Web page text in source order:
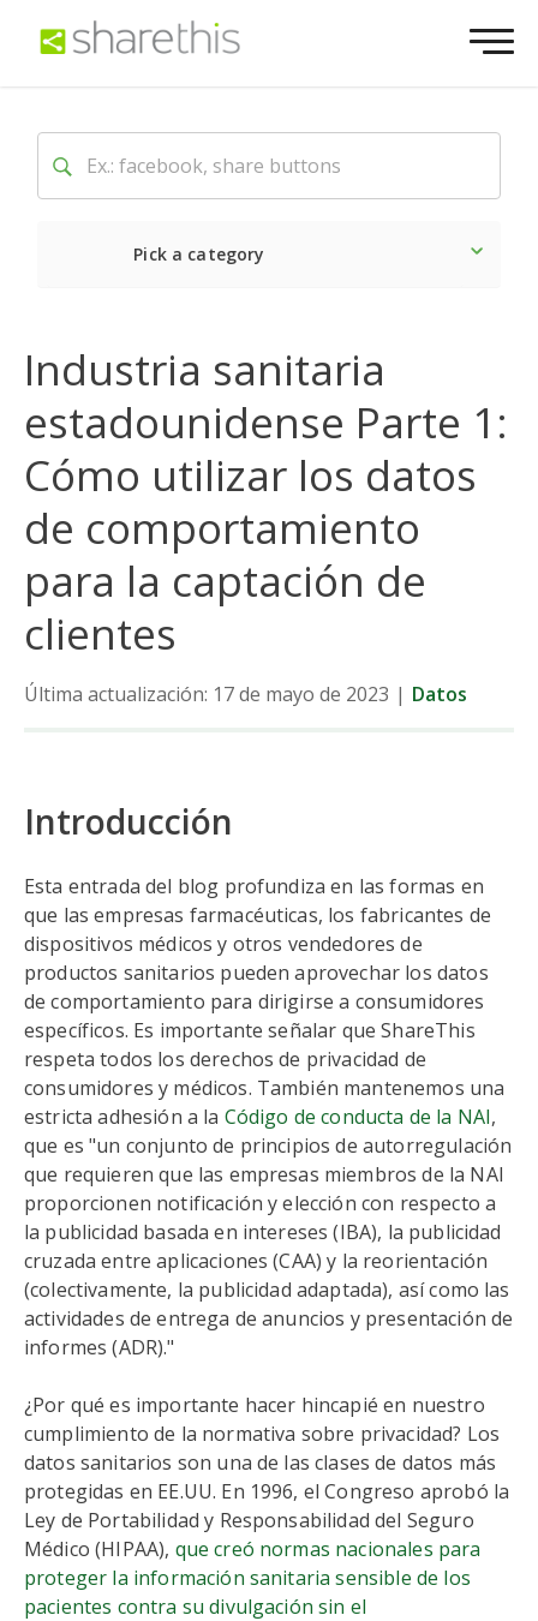
Pick a category
Industria sanitaria
estadounidense Parte 1:
Cómo utilizar los datos
de comportamiento
para la captación de
clientes
Última actualización: 17 de mayo de 2023 | Datos
Introducción
Esta entrada del blog profundiza en las formas en
que las empresas farmacéuticas, los fabricantes de
dispositivos médicos y otros vendedores de
productos sanitarios pueden aprovechar los datos
de comportamiento para dirigirse a consumidores
específicos. Es importante señalar que ShareThis
respeta todos los derechos de privacidad de
consumidores y médicos. También mantenemos una
estricta adhesión a la Código de conducta de la NAI,
que es "un conjunto de principios de autorregulación
que requieren que las empresas miembros de la NAI
proporcionen notificación y elección con respecto a
la publicidad basada en intereses (IBA), la publicidad
cruzada entre aplicaciones (CAA) y la reorientación
(colectivamente, la publicidad adaptada), así como las
actividades de entrega de anuncios y presentación de
informes (ADR)."
¿Por qué es importante hacer hincapié en nuestro
cumplimiento de la normativa sobre privacidad? Los
datos sanitarios son una de las clases de datos más
protegidas en EE.UU. En 1996, el Congreso aprobó la
Ley de Portabilidad y Responsabilidad del Seguro
Médico (HIPAA), que creó normas nacionales para
proteger la información sanitaria sensible de los
pacientes contra su divulgación sin el